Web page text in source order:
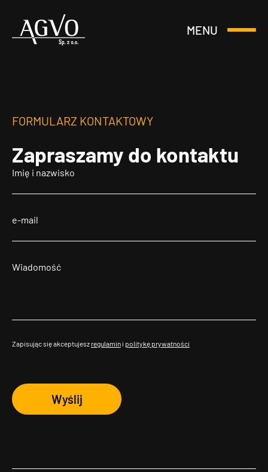
Header
MENU
Otwórz
FORMULARZ KONTAKTOWY
Zapraszamy do kontaktu
Zapisując się akceptujesz regulamin i politykę prywatności
Wyślij